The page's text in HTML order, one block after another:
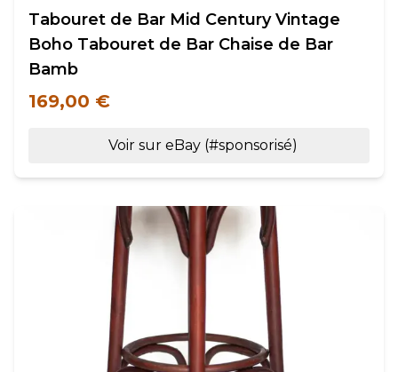
Tabouret de Bar Mid Century Vintage
Boho Tabouret de Bar Chaise de Bar
Bamb
169,00 €
Voir sur eBay (#sponsorisé)